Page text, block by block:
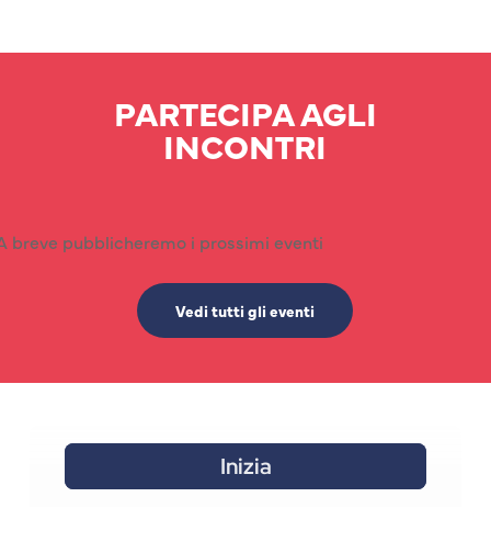
PARTECIPA AGLI
INCONTRI
breve pubblicheremo i prossimi eventi
Vedi tutti gli eventi